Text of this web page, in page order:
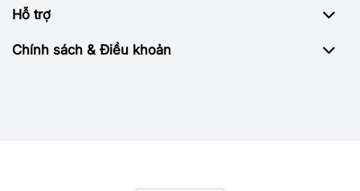
Hỗ trợ
Chính sách & Điều khoản